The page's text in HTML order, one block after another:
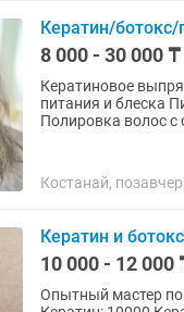
Кератин/
8 000 - 30 000 ₸
Кератиновое
питания и блеска Пилинг кожи головы,для роста волос ,чувства легкости и уверенности
Полировка волос с
Костанай,
Кератин и
10 000 - 12 000
Опытный мастер по